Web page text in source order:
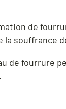
de
souffrance
de